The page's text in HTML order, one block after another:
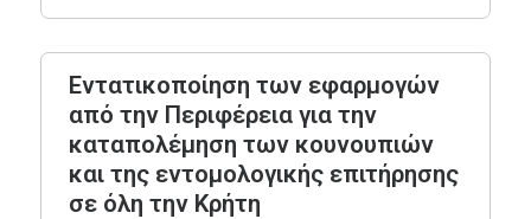
Εντατικοποίηση των εφαρμογών
από την Περιφέρεια για την
καταπολέμηση των κουνουπιών
και της εντομολογικής επιτήρησης
σε όλη την Κρήτη